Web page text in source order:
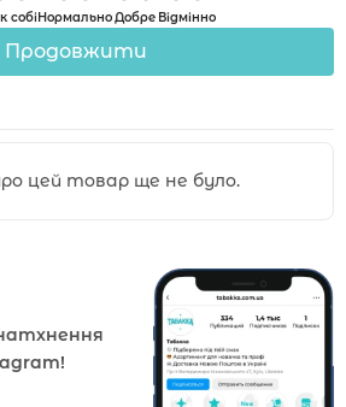
собіНормальноДобре Відмінно
Продовжити
цей товар ще не було.